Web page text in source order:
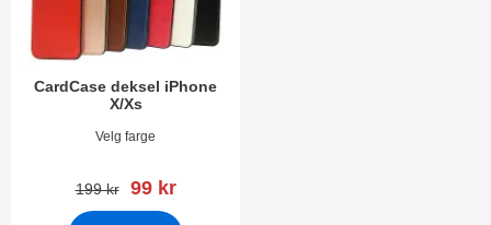
CardCase deksel iPhone
X/Xs
Varenummer 28766
Velg farge
gammel pris
199 kr ny pris
99 kr